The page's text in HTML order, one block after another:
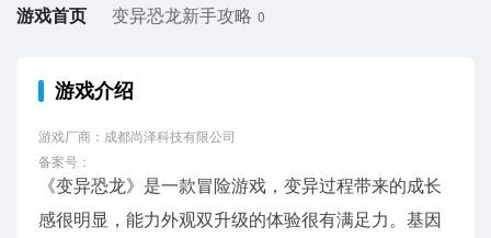
游戏首页 变异恐龙新手攻略 0
游戏介绍
游戏厂商：成都尚泽科技有限公司
备案号：
《变异恐龙》是一款冒险游戏，变异过程带来的成长
感很明显，能力外观双升级的体验很有满足力。基因